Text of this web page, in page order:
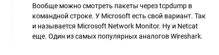
Вообще можно смотреть пакеты через tcpdump в
командной строке. У Microsoft есть свой вариант. Так
и называется Microsoft Network Monitor. Ну и Netcat
еще. Один из самых популярных аналогов Wireshark.